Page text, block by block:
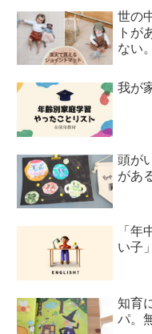
世の
トが
ない
我が
頭が
があ
「年
い子
知育
パ。